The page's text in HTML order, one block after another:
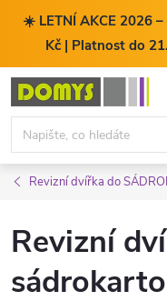
☀️ LETNÍ AKCE 2026
Kč | Platnost do
Přejít
obsah
Revizní dvířka do
Revizní